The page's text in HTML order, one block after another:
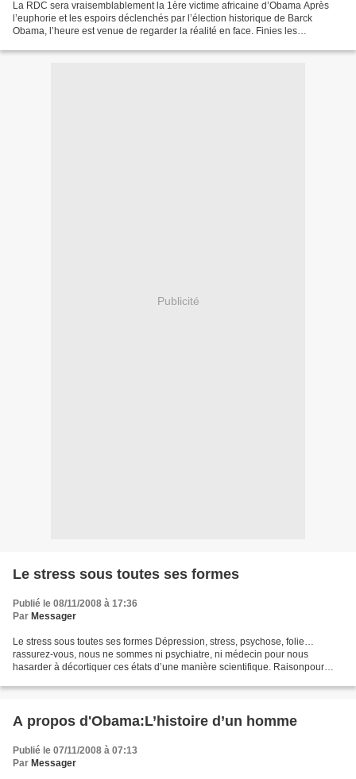
La RDC sera vraisemblablement la 1ère victime africaine d’Obama Après
l’euphorie et les espoirs déclenchés par l’élection historique de Barck
Obama, l’heure est venue de regarder la réalité en face. Finies les
Publicité
Le stress sous toutes ses formes
Publié le 08/11/2008 à 17:36
Par Messager
Le stress sous toutes ses formes Dépression, stress, psychose, folie…
rassurez-vous, nous ne sommes ni psychiatre, ni médecin pour nous
hasarder à décortiquer ces états d’une manière scientifique. Raisonpour
A propos d'Obama:L’histoire d’un homme
Publié le 07/11/2008 à 07:13
Par Messager